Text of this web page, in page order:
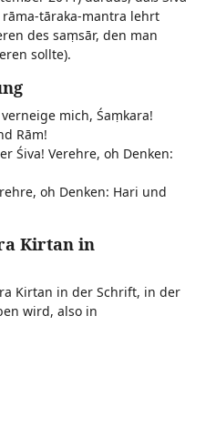
tāraka-mantra lehrt
des saṃsār, den man
sollte).
mich, Śaṃkara!
Rām!
Śiva! Verehre, oh Denken:
oh Denken: Hari und
Kirtan in
Kirtan in der Schrift, in der
wird, also in